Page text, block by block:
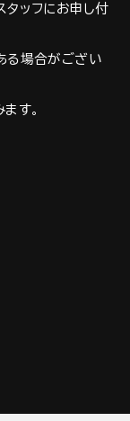
ッフにお申し付
る場合がござい
す。